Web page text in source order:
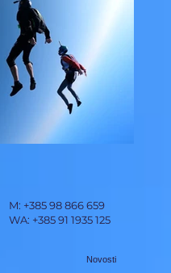
M: +385 98 866 659
WA: +385 91 1935 125
Novosti